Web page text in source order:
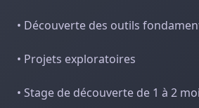
• Découverte des outils
• Projets exploratoires
• Stage de découverte de 1 à 2